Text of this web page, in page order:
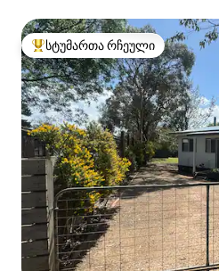
სტუმართა რჩეული მოწინავე
სტუმართა რჩეული